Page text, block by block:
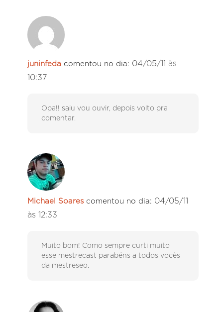
juninfeda comentou no dia: 04/05/11 às
10:37
Opa!! saiu vou ouvir, depois volto pra
comentar.
Michael Soares comentou no dia: 04/05/11
às 12:33
Muito bom! Como sempre curti muito
esse mestrecast parabéns a todos vocês
da mestreseo.